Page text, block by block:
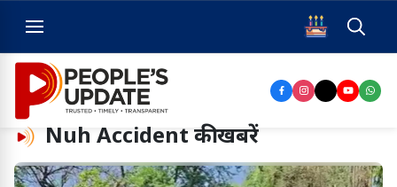
Nuh Accident की खबरें